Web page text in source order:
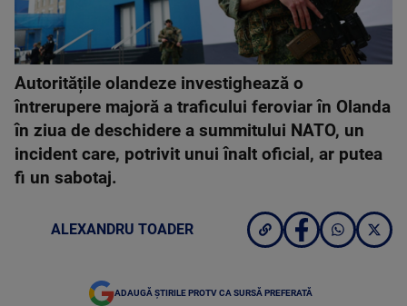
Autoritățile olandeze investighează o
întrerupere majoră a traficului feroviar în Olanda
în ziua de deschidere a summitului NATO, un
incident care, potrivit unui înalt oficial, ar putea
fi un sabotaj.
ALEXANDRU TOADER
ADAUGĂ ȘTIRILE PROTV CA SURSĂ PREFERATĂ